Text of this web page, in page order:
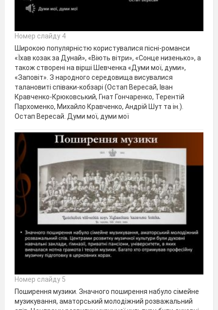
Номер слайду 4
Широкою популярністю користувалися пісні-романси
«Їхав козак за Дунай», «Віють вітри», «Сонце низенько», а
також створені на вірші Шевченка «Думи мої, думи»,
«Заповіт». З народного середовища висувалися
талановиті співаки-кобзарі (Остап Вересай, Іван
Кравченко-Крюковський, Гнат Гончаренко, Терентій
Пархоменко, Михайло Кравченко, Андрій Шут та ін.).
Остап Вересай. Думи мої, думи мої
Номер слайду 5
Поширення музики. Значного поширення набуло сімейне
музикування, аматорський молодіжний розважальний